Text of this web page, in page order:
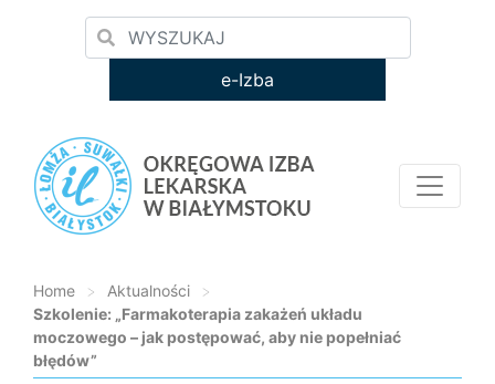
e-Izba
Home > Aktualności
>
Szkolenie: „Farmakoterapia zakażeń układu
moczowego – jak postępować, aby nie popełniać
błędów”